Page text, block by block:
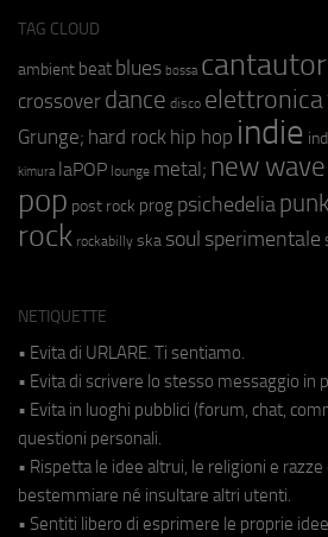
TAG CLOUD
ambient beat blues bossa
crossover dance disco elettronica
Grunge; hard rock hip hop indie
kimura laPOP lounge metal; new wave
pop post rock prog psichedeliapunk
rock rockabilly ska soul sperimentale
NETIQUETTE
• Evita di URLARE. Ti sentiamo.
• Evita di scrivere lo stesso messaggio in
• Evita in luoghi pubblici (forum, chat,
questioni personali.
• Rispetta le idee altrui, le religioni e
bestemmiare né insultare altri utenti.
• Sentiti libero di esprimere le proprie